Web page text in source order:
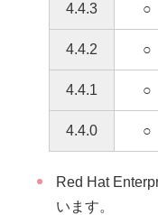
4.4.3 ○
4.4.2 ○
4.4.1 ○
4.4.0 ○
Red Hat
います。